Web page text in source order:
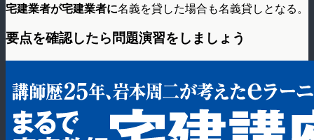
宅建業者が宅建業者に名義を貸した場合も名義貸しとなる。
要点を確認したら問題演習をしましょう